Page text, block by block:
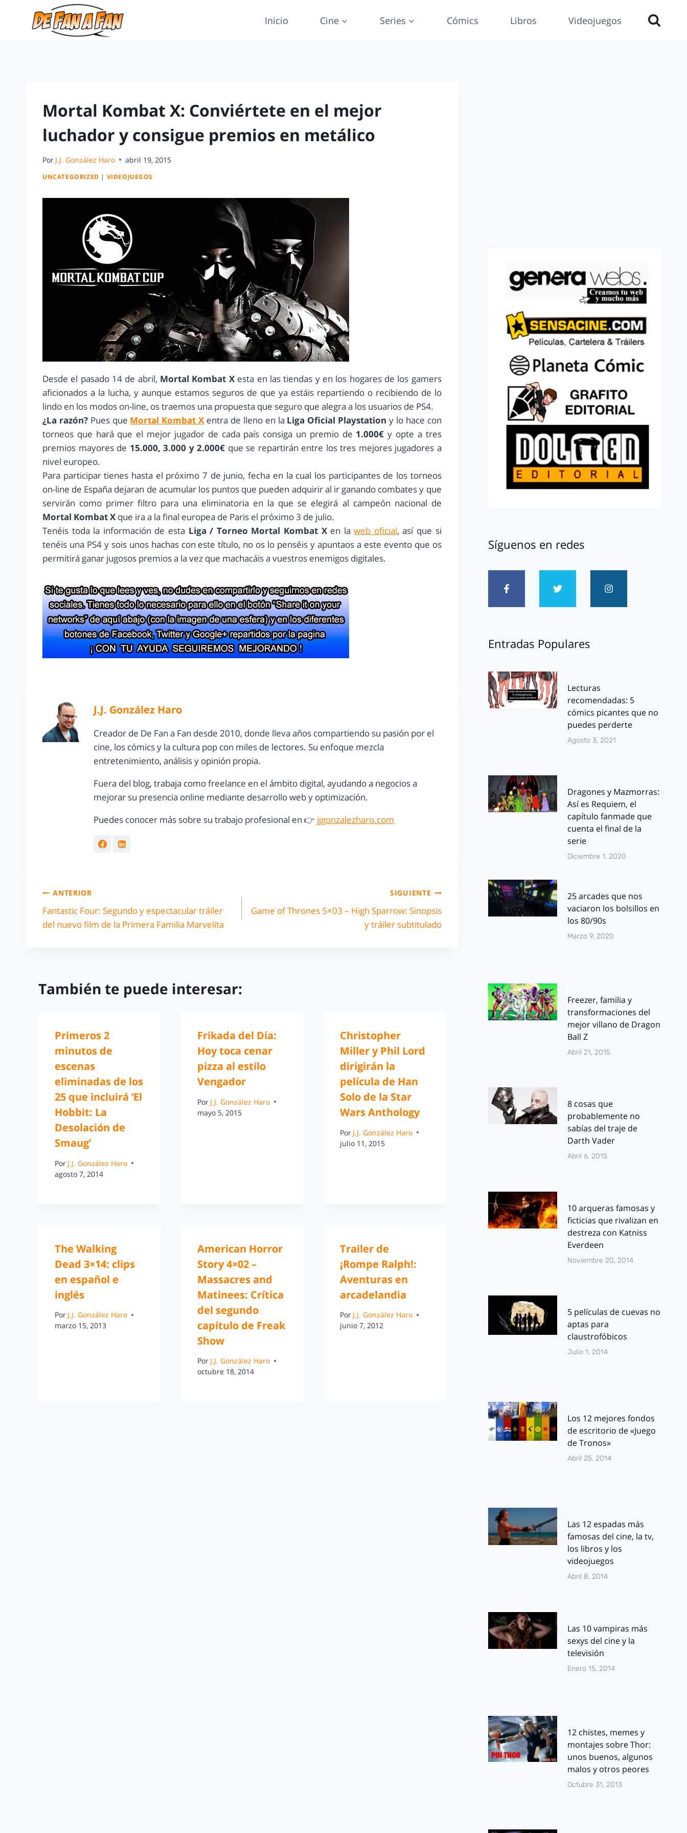
Inicio Cine Series Cómics Libros Videojuegos
Mortal Kombat X: Conviértete en el mejor
luchador y consigue premios en metálico
Por J.J. González Haro abril 19, 2015
UNCATEGORIZED | VIDEOJUEGOS
Desde el pasado 14 de abril, Mortal Kombat Xesta en las tiendas y en los hogares de los gamers
aficionados a la lucha, y aunque estamos seguros de que ya estáis repartiendo o recibiendo de lo
lindo en los modos on-line, os traemos una propuesta que seguro que alegra a los usuarios de PS4.
¿La razón?Pues que Mortal Kombat X entra de lleno en la Liga Oficial Playstationy lo hace con
torneos que hará que el mejor jugador de cada país consiga un premio de 1.000€ y opte a tres
premios mayores de 15.000, 3.000 y 2.000€ que se repartirán entre los tres mejores jugadores a
nivel europeo.
Para participar tienes hasta el próximo 7 de junio, fecha en la cual los participantes de los torneos
on-line de España dejaran de acumular los puntos que pueden adquirir al ir ganando combates y que
servirán como primer filtro para una eliminatoria en la que se elegirá al campeón nacional de
Mortal Kombat X que ira a la final europea de Paris el próximo 3 de julio.
Tenéis toda la información de esta Liga / Torneo Mortal Kombat X en laweb oficial, así que si
tenéis una PS4 y sois unos hachas con este título, no os lo penséis y apuntaos a este evento que os
permitirá ganar jugosos premios a la vez que machacáis a vuestros enemigos digitales.
J.J. González Haro
Creador de De Fan a Fan desde 2010, donde lleva años compartiendo su pasión por el
cine, los cómics y la cultura pop con miles de lectores. Su enfoque mezcla
entretenimiento, análisis y opinión propia.
Fuera del blog, trabaja como freelance en el ámbito digital, ayudando a negocios a
mejorar su presencia online mediante desarrollo web y optimización.
Puedes conocer más sobre su trabajo profesional en 👉 jjgonzalezharo.com
ANTERIOR
Fantastic Four: Segundo y espectacular tráiler
del nuevo film de la Primera Familia Marvelita
SIGUIENTE
Game of Thrones 5×03 – High Sparrow: Sinopsis
y tráiler subtitulado
También te puede interesar:
Primeros 2
minutos de
escenas
eliminadas de los
25 que incluirá ‘El
Hobbit: La
Desolación de
Smaug’
Por J.J. González Haro
agosto 7, 2014
Frikada del Día:
Hoy toca cenar
pizza al estilo
Vengador
Por J.J. González Haro
mayo 5, 2015
Christopher
Miller y Phil Lord
dirigirán la
película de Han
Solo de la Star
Wars Anthology
Por J.J. González Haro
julio 11, 2015
The Walking
Dead 3×14: clips
en español e
inglés
Por J.J. González Haro
marzo 15, 2013
American Horror
Story 4×02 –
Massacres and
Matinees: Crítica
del segundo
capítulo de Freak
Show
Por J.J. González Haro
octubre 18, 2014
Trailer de
¡Rompe Ralph!:
Aventuras en
arcadelandia
Por J.J. González Haro
junio 7, 2012
Síguenos en redes
Entradas Populares
Lecturas
recomendadas: 5
cómics picantes que no
puedes perderte
Agosto 3, 2021
Dragones y Mazmorras:
Así es Requiem, el
capítulo fanmade que
cuenta el final de la
serie
Diciembre 1, 2020
25 arcades que nos
vaciaron los bolsillos en
los 80/90s
Marzo 9, 2020
Freezer, familia y
transformaciones del
mejor villano de Dragon
Ball Z
Abril 21, 2015
8 cosas que
probablemente no
sabías del traje de
Darth Vader
Abril 6, 2015
10 arqueras famosas y
ficticias que rivalizan en
destreza con Katniss
Everdeen
Noviembre 20, 2014
5 películas de cuevas no
aptas para
claustrofóbicos
Julio 1, 2014
Los 12 mejores fondos
de escritorio de «Juego
de Tronos»
Abril 25, 2014
Las 12 espadas más
famosas del cine, la tv,
los libros y los
videojuegos
Abril 8, 2014
Las 10 vampiras más
sexys del cine y la
televisión
Enero 15, 2014
12 chistes, memes y
montajes sobre Thor:
unos buenos, algunos
malos y otros peores
Octubre 31, 2013